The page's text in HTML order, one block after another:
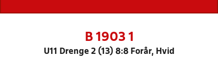
B 1903 1
U11 Drenge 2 (13) 8:8 Forår, Hvid